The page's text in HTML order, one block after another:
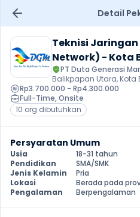
Detail
Teknisi Jaringan
Network) - Kota
PT Duta Generasi
Balikpapan Utara, Kota
Rp3.700.000 - Rp4.300.000
Full-Time, Onsite
10 org dibutuhkan
Persyaratan Umum
Usia
18-31 tahun
Pendidikan
SMA/SMK
Jenis Kelamin
Pria
Lokasi
Berada pada
Pengalaman
Berpengalaman